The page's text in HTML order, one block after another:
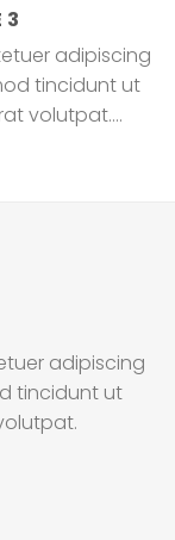
3
adipiscing
tincidunt ut
volutpat….
adipiscing
tincidunt ut